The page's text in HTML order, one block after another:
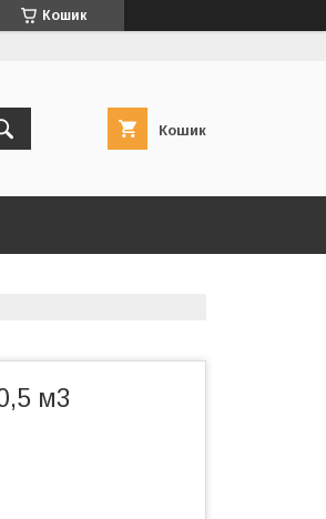
Кошик
Кошик
м3